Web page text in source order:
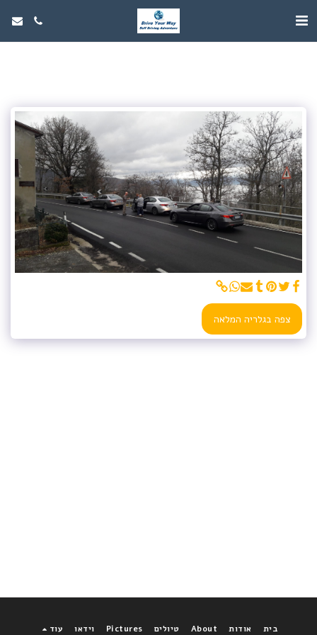
צפה בגלריה המלאה
בית אודות About טיולים Pictures וידאו עוד